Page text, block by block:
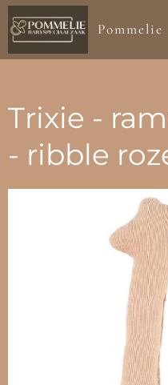
Pommelie
Trixie -
- ribble